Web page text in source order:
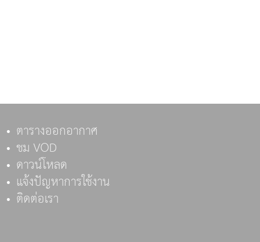
ตารางออกอากาศ
ชม VOD
ดาวน์โหลด
แจ้งปัญหาการใช้งาน
ติดต่อเรา